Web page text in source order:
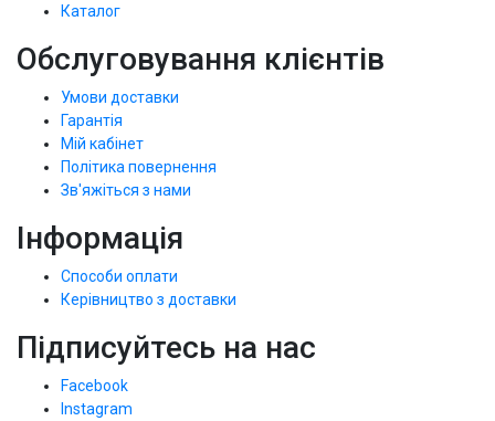
Каталог
Обслуговування клієнтів
Умови доставки
Гарантія
Мій кабінет
Політика повернення
Зв'яжіться з нами
Інформація
Способи оплати
Керівництво з доставки
Підписуйтесь на нас
Facebook
Instagram